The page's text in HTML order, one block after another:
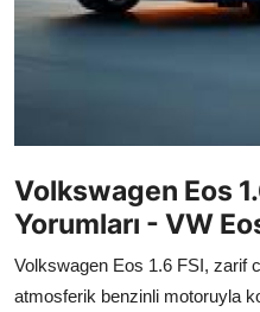
Volkswagen Eos
Yorumları - VW
Volkswagen Eos 1.6 FSI, zarif
atmosferik benzinli motoruyla